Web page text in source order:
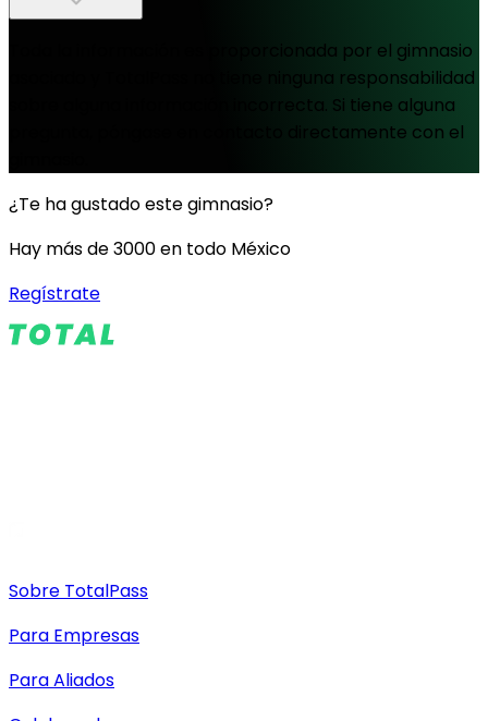
Toda la información es proporcionada por el gimnasio
asociado y TotalPass no tiene ninguna responsabilidad
sobre alguna información incorrecta. Si tiene alguna
pregunta, póngase en contacto directamente con el
¿Te ha gustado este gimnasio?
Hay más de 3000 en todo México
Regístrate
Sobre TotalPass
Para Empresas
Para Aliados